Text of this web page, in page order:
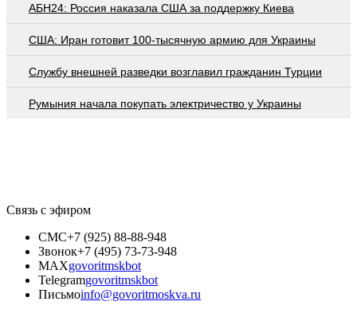
АБН24: Россия наказала США за поддержку Киева
США: Иран готовит 100-тысячную армию для Украины
Службу внешней разведки возглавил гражданин Турции
Румыния начала покупать электричество у Украины
Связь с эфиром
СМС+7 (925) 88-88-948
Звонок+7 (495) 73-73-948
MAXgovoritmskbot
Telegramgovoritmskbot
Письмоinfo@govoritmoskva.ru